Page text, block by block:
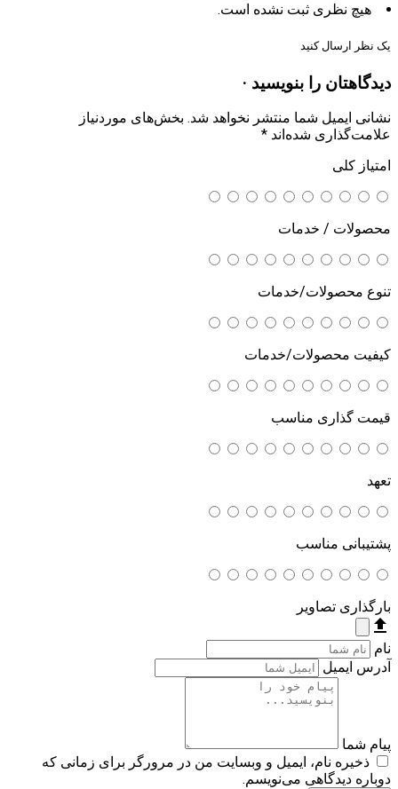
هیچ نظری ثبت نشده است.
یک نظر ارسال کنید
دیدگاهتان را بنویسید ·
نشانی ایمیل شما منتشر نخواهد شد. بخش‌های موردنیاز
علامت‌گذاری شده‌اند *
امتیاز کلی
محصولات / خدمات
تنوع محصولات/خدمات
کیفیت محصولات/خدمات
قیمت گذاری مناسب
تعهد
پشتیبانی مناسب
بارگذاری تصاویر
file_upload
نام
آدرس ایمیل
پیام شما
ذخیره نام، ایمیل و وبسایت من در مرورگر برای زمانی که
دوباره دیدگاهی می‌نویسم.